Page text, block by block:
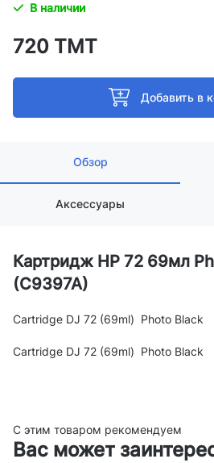
В наличии
720 ТМТ
Добавить в
Обзор
Аксессуары
Картридж HP 72 69мл
(C9397A)
Cartridge DJ 72 (69ml) Photo Black
Cartridge DJ 72 (69ml) Photo Black
С этим товаром рекомендуем
Вас может